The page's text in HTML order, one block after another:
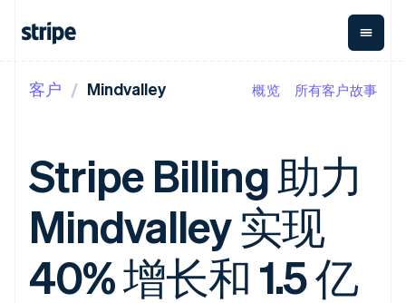
支付
在线支付
Payment links
Checkout
预构建支付界
Elements
灵活的 UI 组件
经常性收入
Metronome
按用量计费
Subscriptions
订阅管理
Invoicing
一次性或定期
账单
资金管
Global
Payouts
向第三
方打款
Crypto
钱包、
稳定币
发行和
平台
按企业阶段
按应用场景
智能体商务
加密货币
电子商务
文档
库与 SDK
Stripe Apps
接受线上付款
学习
指南
支持
获取支持
托管支持方案
客户 Mindvalley 概览 所有客户故事
Stripe Billing 助力
Mindvalley 实现
40% 增长和 1.5 亿